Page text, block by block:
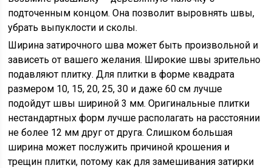
подточенным концом. Она позволит выровнять швы,
убрать выпуклости и сколы.
Ширина затирочного шва может быть произвольной и
зависеть от вашего желания. Широкие швы зрительно
подавляют плитку. Для плитки в форме квадрата
размером 10, 15, 20, 25, 30 и даже 60 см лучше
подойдут швы шириной 3 мм. Оригинальные плитки
нестандартных форм лучше располагать на расстоянии
не более 12 мм друг от друга. Слишком большая
ширина может послужить причиной крошения и
трещин плитки, потому как для замешивания затирки